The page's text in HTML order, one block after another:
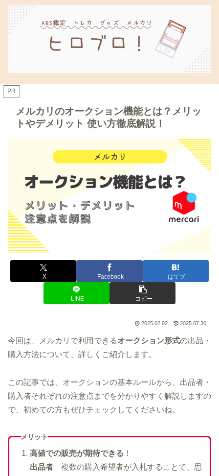
PR
メルカリのオークション機能とは？メリッ
トやデメリット 使い方徹底解説！
X Facebook はてブ
LINE コピー
2025.02.02 2025.07.30
今回は、メルカリで利用できるオークション形式の出品・
購入方法について、詳しくご紹介します。
この記事では、オークションの基本ルールから、出品者・
購入者それぞれの注意点までを分かりやすく解説しますの
で、初めての方もぜひチェックしてくださいね。
メリット
高値での販売が期待できる ！
出品者複数の購入希望者が入札することで、思